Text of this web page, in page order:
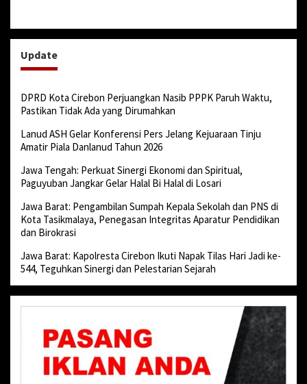
Update
DPRD Kota Cirebon Perjuangkan Nasib PPPK Paruh Waktu,
Pastikan Tidak Ada yang Dirumahkan
Lanud ASH Gelar Konferensi Pers Jelang Kejuaraan Tinju
Amatir Piala Danlanud Tahun 2026
Jawa Tengah: Perkuat Sinergi Ekonomi dan Spiritual,
Paguyuban Jangkar Gelar Halal Bi Halal di Losari
Jawa Barat: Pengambilan Sumpah Kepala Sekolah dan PNS di
Kota Tasikmalaya, Penegasan Integritas Aparatur Pendidikan
dan Birokrasi
Jawa Barat: Kapolresta Cirebon Ikuti Napak Tilas Hari Jadi ke-
544, Teguhkan Sinergi dan Pelestarian Sejarah